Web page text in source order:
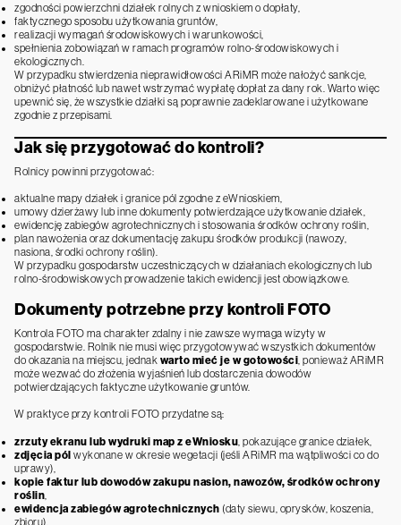
zgodności powierzchni działek rolnych z wnioskiem o dopłaty,
faktycznego sposobu użytkowania gruntów,
realizacji wymagań środowiskowych i warunkowości,
spełnienia zobowiązań w ramach programów rolno-środowiskowych i
ekologicznych.
W przypadku stwierdzenia nieprawidłowości ARiMR może nałożyć sankcje,
obniżyć płatność lub nawet wstrzymać wypłatę dopłat za dany rok. Warto więc
upewnić się, że wszystkie działki są poprawnie zadeklarowane i użytkowane
zgodnie z przepisami.
Jak się przygotować do kontroli?
Rolnicy powinni przygotować:
aktualne mapy działek i granice pól zgodne z eWnioskiem,
umowy dzierżawy lub inne dokumenty potwierdzające użytkowanie działek,
ewidencję zabiegów agrotechnicznych i stosowania środków ochrony roślin,
plan nawożenia oraz dokumentację zakupu środków produkcji (nawozy,
nasiona, środki ochrony roślin).
W przypadku gospodarstw uczestniczących w działaniach ekologicznych lub
rolno-środowiskowych prowadzenie takich ewidencji jest obowiązkowe.
Dokumenty potrzebne przy kontroli FOTO
Kontrola FOTO ma charakter zdalny i nie zawsze wymaga wizyty w
gospodarstwie. Rolnik nie musi więc przygotowywać wszystkich dokumentów
do okazania na miejscu, jednak warto mieć je w gotowości , ponieważ ARiMR
może wezwać do złożenia wyjaśnień lub dostarczenia dowodów
potwierdzających faktyczne użytkowanie gruntów.
W praktyce przy kontroli FOTO przydatne są:
zrzuty ekranu lub wydruki map z eWniosku, pokazujące granice działek,
zdjęcia pól wykonane w okresie wegetacji (jeśli ARiMR ma wątpliwości co do
uprawy),
kopie faktur lub dowodów zakupu nasion, nawozów, środków ochrony
roślin,
ewidencja zabiegów agrotechnicznych (daty siewu, oprysków, koszenia,
zbioru),